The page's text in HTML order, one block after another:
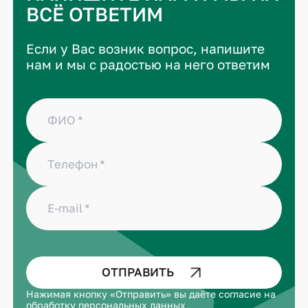
ВСЁ ОТВЕТИМ
Если у Вас возник вопрос, напишите
нам и мы с радостью на него ответим
ФИО
Телефон
E-mail
ОТПРАВИТЬ
Нажимая кнопку «Отправить» вы даёте согласие на
обработку персональных данных